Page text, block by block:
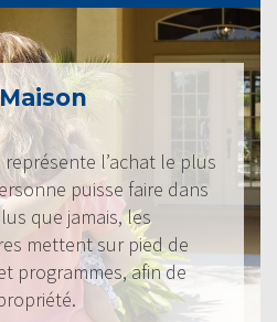
l’achat le plus
puisse faire dans
que jamais, les
mettent sur pied de
programmes, afin de